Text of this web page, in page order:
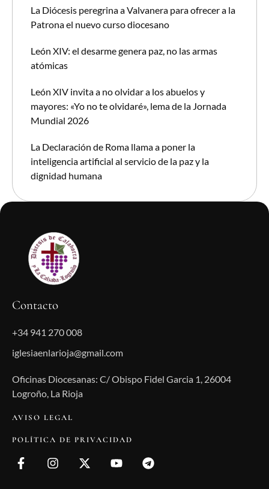
La Diócesis peregrina a Valvanera para ofrecer a la
Patrona el nuevo curso diocesano
León XIV: el desarme genera paz, no las armas
atómicas
León XIV invita a no olvidar a los abuelos y
mayores: «Yo no te olvidaré», lema de la Jornada
Mundial 2026
La Declaración de Roma llama a poner la
inteligencia artificial al servicio de la paz y la
dignidad humana
Contacto
+34 941 270 008
iglesiaenlarioja@gmail.com
Oficinas Diocesanas: C/ Obispo Fidel Garcia 1, 26004
Logroño, La Rioja
AVISO LEGAL
POLÍTICA DE PRIVACIDAD